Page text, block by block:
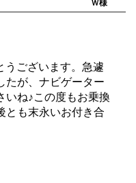
Ｗ様
うございます。急遽
たが、ナビゲーター
いね♪この度もお乗換
とも末永いお付き合